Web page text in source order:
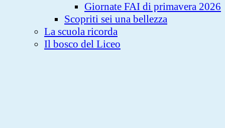
Giornate FAI di primavera 2026
Scopriti sei una bellezza
La scuola ricorda
Il bosco del Liceo